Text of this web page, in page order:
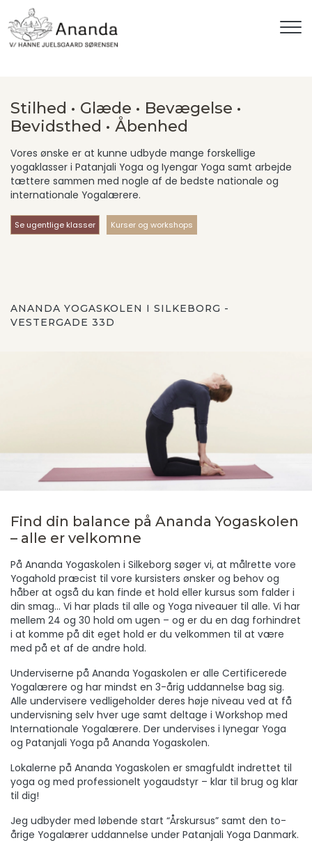
til
hovedindhold
Stilhed • Glæde • Bevægelse •
Bevidsthed • Åbenhed
Vores ønske er at kunne udbyde mange forskellige
yogaklasser i Patanjali Yoga og Iyengar Yoga samt arbejde
tættere sammen med nogle af de bedste nationale og
internationale Yogalærere.
Se ugentlige klasser Kurser og workshops
ANANDA YOGASKOLEN I SILKEBORG -
VESTERGADE 33D
Find din balance på Ananda Yogaskolen
– alle er velkomne
På Ananda Yogaskolen i Silkeborg søger vi, at målrette vore
Yogahold præcist til vore kursisters ønsker og behov og
håber at også du kan finde et hold eller kursus som falder i
din smag… Vi har plads til alle og Yoga niveauer til alle. Vi har
mellem 24 og 30 hold om ugen – og er du en dag forhindret
i at komme på dit eget hold er du velkommen til at være
med på et af de andre hold.
Underviserne på Ananda Yogaskolen er alle Certificerede
Yogalærere og har mindst en 3-årig uddannelse bag sig.
Alle undervisere vedligeholder deres høje niveau ved at få
undervisning selv hver uge samt deltage i Workshop med
Internationale Yogalærere. Der undervises i Iynegar Yoga
og Patanjali Yoga på Ananda Yogaskolen.
Lokalerne på Ananda Yogaskolen er smagfuldt indrettet til
yoga og med professionelt yogaudstyr – klar til brug og klar
til dig!
Jeg udbyder med løbende start “Årskursus” samt den to-
årige Yogalærer uddannelse under Patanjali Yoga Danmark.